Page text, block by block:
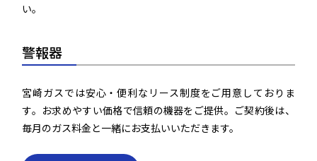
い。
警報器
宮崎ガスでは安心・便利なリース制度をご用意しておりま
す。お求めやすい価格で信頼の機器をご提供。ご契約後は、
毎月のガス料金と一緒にお支払いいただきます。